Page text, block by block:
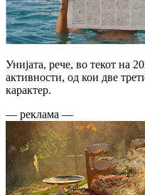
Унијата, рече, во текот на
активности, од кои две
карактер.
— реклама —